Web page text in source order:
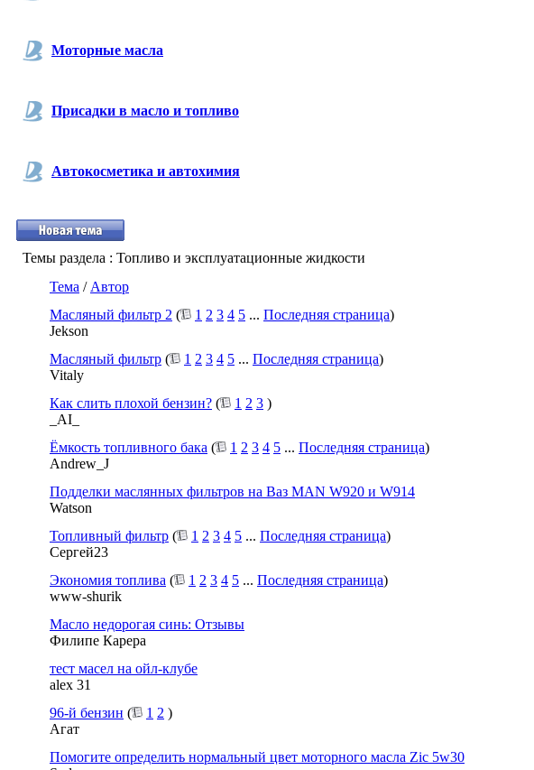
Моторные масла
Присадки в масло и топливо
Автокосметика и автохимия
Темы раздела : Топливо и эксплуатационные жидкости
Тема / Автор
Масляный фильтр 2 ( 1 2 3 4 5 ... Последняя страница)
Jekson
Масляный фильтр ( 1 2 3 4 5 ... Последняя страница)
Vitaly
Как слить плохой бензин? ( 1 2 3 )
_AI_
Ёмкость топливного бака ( 1 2 3 4 5 ... Последняя страница)
Andrew_J
Подделки маслянных фильтров на Ваз MAN W920 и W914
Watson
Топливный фильтр ( 1 2 3 4 5 ... Последняя страница)
Сергей23
Экономия топлива ( 1 2 3 4 5 ... Последняя страница)
www-shurik
Масло недорогая синь: Отзывы
Филипе Карера
тест масел на ойл-клубе
alex 31
96-й бензин ( 1 2 )
Агат
Помогите определить нормальный цвет моторного масла Zic 5w30